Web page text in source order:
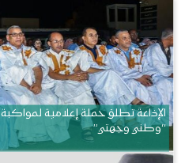
الإذاعة تطلق حملة إعلامية لمواكبة
“وطني وجهتي”